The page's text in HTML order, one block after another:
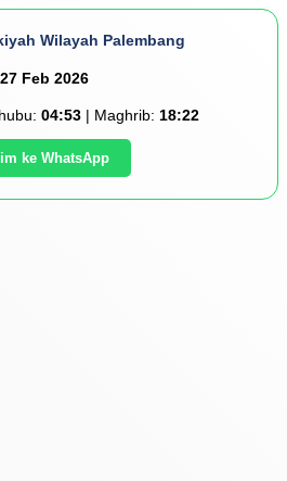
Wilayah Palembang
27 Feb 2026
04:53 | Maghrib: 18:22
ke WhatsApp